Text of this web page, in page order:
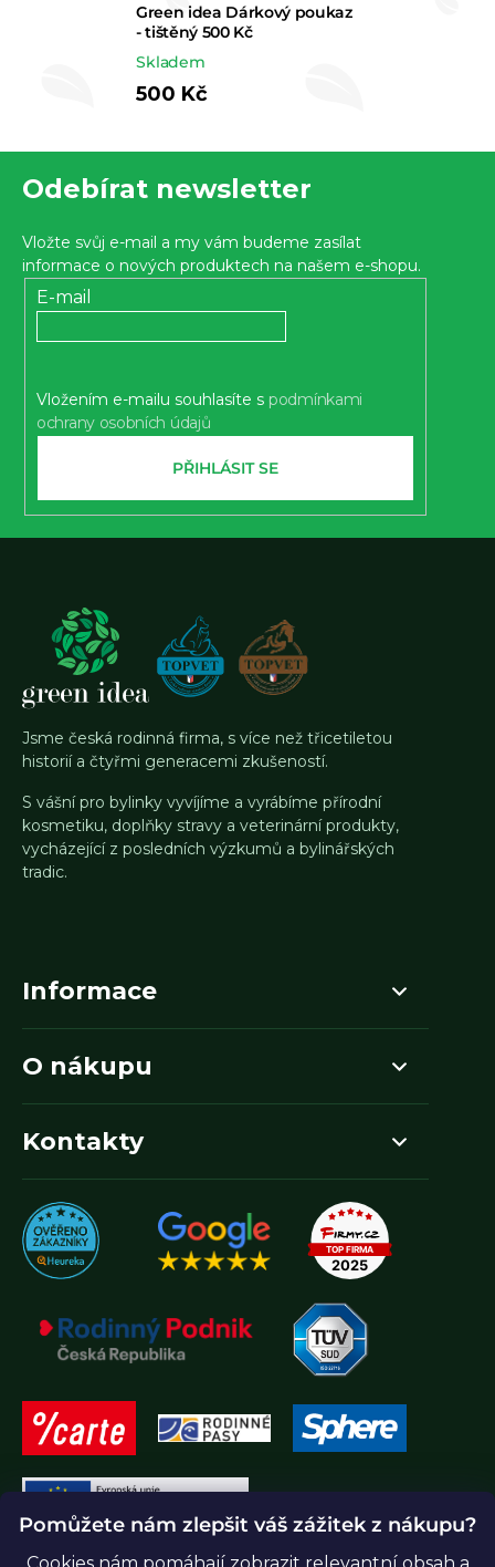
Pomůžete nám zlepšit váš zážitek z nákupu?
Green idea Dárkový poukaz
- tištěný 500 Kč
Skladem
500 Kč
Odebírat newsletter
Vložte svůj e-mail a my vám budeme zasílat
informace o nových produktech na našem e-shopu.
E-mail
Vložením e-mailu souhlasíte s podmínkami
ochrany osobních údajů
PŘIHLÁSIT SE
Jsme česká rodinná firma, s více než třicetiletou
historií a čtyřmi generacemi zkušeností.
S vášní pro bylinky vyvíjíme a vyrábíme přírodní
kosmetiku, doplňky stravy a veterinární produkty,
vycházející z posledních výzkumů a bylinářských
tradic.
Informace
O nákupu
Kontakty